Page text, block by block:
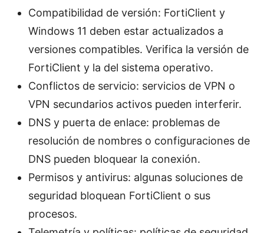
Compatibilidad de versión: FortiClient y
Windows 11 deben estar actualizados a
versiones compatibles. Verifica la versión de
FortiClient y la del sistema operativo.
Conflictos de servicio: servicios de VPN o
VPN secundarios activos pueden interferir.
DNS y puerta de enlace: problemas de
resolución de nombres o configuraciones de
DNS pueden bloquear la conexión.
Permisos y antivirus: algunas soluciones de
seguridad bloquean FortiClient o sus
procesos.